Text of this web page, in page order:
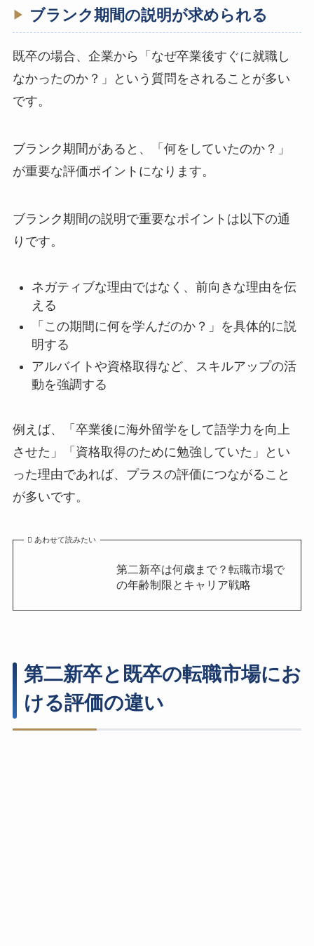
ブランク期間の説明が求められる
既卒の場合、企業から「なぜ卒業後すぐに就職し
なかったのか？」という質問をされることが多い
です。
ブランク期間があると、「何をしていたのか？」
が重要な評価ポイントになります。
ブランク期間の説明で重要なポイントは以下の通
りです。
ネガティブな理由ではなく、前向きな理由を伝
える
「この期間に何を学んだのか？」を具体的に説
明する
アルバイトや資格取得など、スキルアップの活
動を強調する
例えば、「卒業後に海外留学をして語学力を向上
させた」「資格取得のために勉強していた」とい
った理由であれば、プラスの評価につながること
が多いです。
あわせて読みたい
第二新卒は何歳まで？転職市場で
の年齢制限とキャリア戦略
第二新卒と既卒の転職市場にお
ける評価の違い